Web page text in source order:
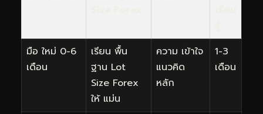
มือ ใหม่ 0-6
เดือน
เรียน พื้น
ฐาน Lot
Size Forex
ให้ แม่น
ความ เข้าใจ
แนวคิด
หลัก
1-3
เดือน